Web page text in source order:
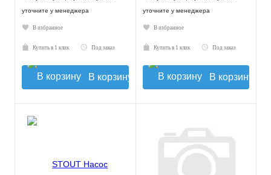
уточните у менеджера
В избранное
Купить в 1 клик Под заказ
В корзину
уточните у менеджера
В избранное
Купить в 1 клик Под заказ
В корзину